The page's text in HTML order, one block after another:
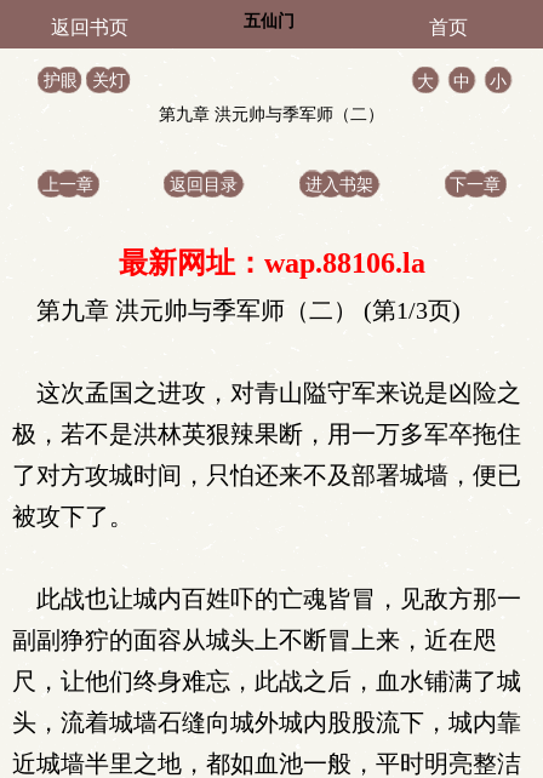
返回书页 五仙门 首页
护眼 关灯 大 中
小
第九章 洪元帅与季军师（二）
上一章 返回目录 进入书架 下一章
最新网址：wap.88106.la
第九章 洪元帅与季军师（二） (第1/3页)
这次孟国之进攻，对青山隘守军来说是凶险之
极，若不是洪林英狠辣果断，用一万多军卒拖住
了对方攻城时间，只怕还来不及部署城墙，便已
被攻下了。
此战也让城内百姓吓的亡魂皆冒，见敌方那一
副副狰狞的面容从城头上不断冒上来，近在咫
尺，让他们终身难忘，此战之后，血水铺满了城
头，流着城墙石缝向城外城内股股流下，城内靠
近城墙半里之地，都如血池一般，平时明亮整洁